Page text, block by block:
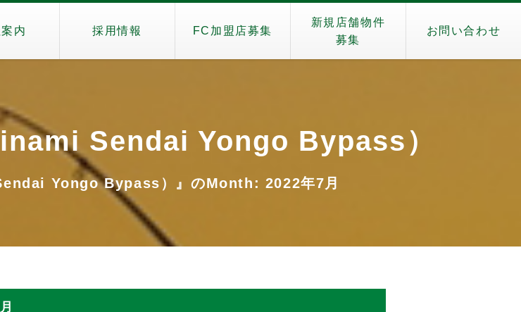
内 採用情報 FC加盟店募集
新規店舗物件
募集
お問い合わせ
Sendai Yongo Bypass）
Yongo Bypass）』のMonth: 2022年7月